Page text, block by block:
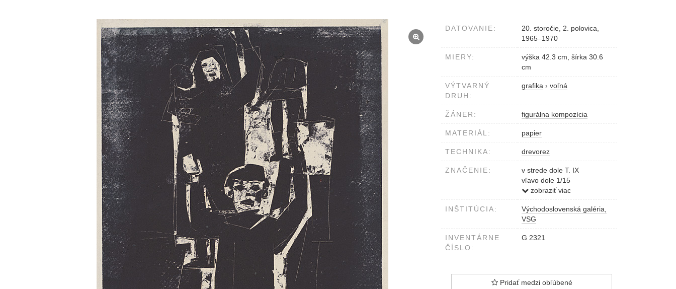
DATOVANIE:
20. storočie, 2. polovica,
1965–1970
MIERY:
výška 42.3 cm, šírka 30.6
cm
VÝTVARNÝ
DRUH:
grafika › voľná
ŽÁNER: figurálna kompozícia
MATERIÁL: papier
TECHNIKA: drevorez
ZNAČENIE:
v strede dole T. IX
vľavo dole 1/15
vpravo dole A. Doboš
zobraziť viac
INŠTITÚCIA:
Východoslovenská galéria,
VSG
INVENTÁRNE
ČÍSLO:
G 2321
Pridať medzi obľúbené